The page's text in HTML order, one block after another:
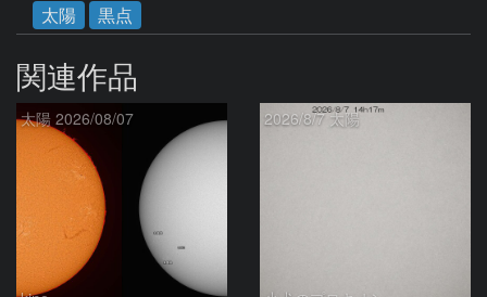
太陽
黒点
関連作品
太陽 2026/08/07 2026/8/7 太陽